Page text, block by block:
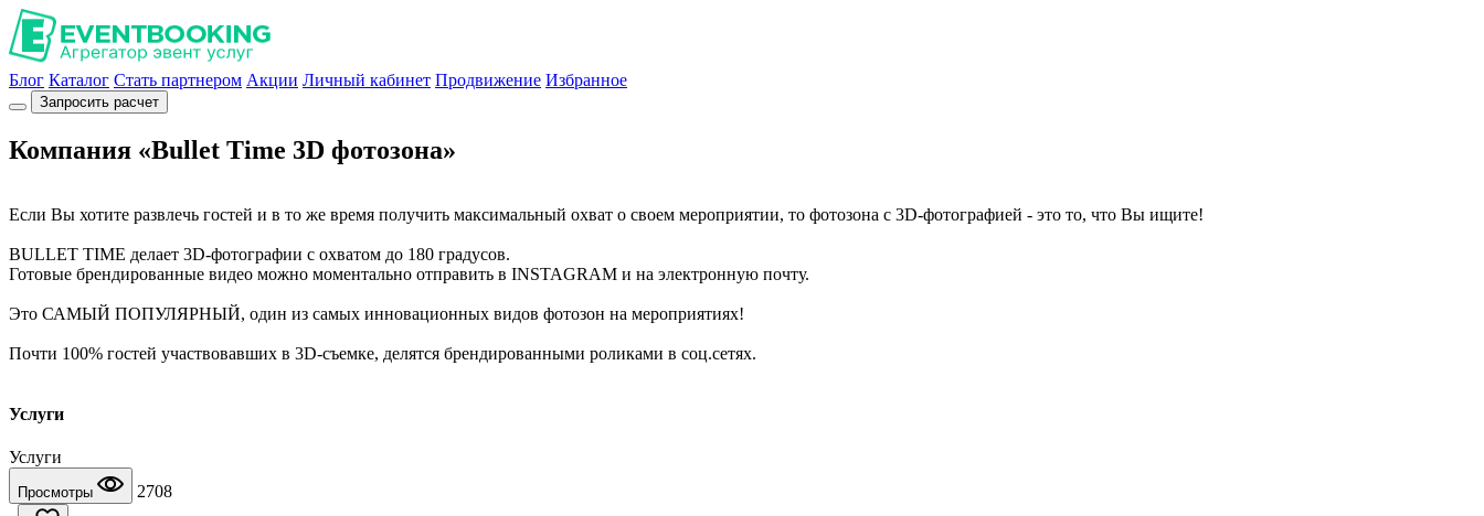
Блог Каталог Стать партнером Акции Личный кабинет Продвижение Избранное
Запросить расчет
Компания «Bullet Time 3D фотозона»
Если Вы хотите развлечь гостей и в то же время получить максимальный охват о своем мероприятии, то фотозона с 3D-фотографией - это то, что Вы ищите!
BULLET TIME делает 3D-фотографии с охватом до 180 градусов.
Готовые брендированные видео можно моментально отправить в INSTAGRAM и на электронную почту.
Это САМЫЙ ПОПУЛЯРНЫЙ, один из самых инновационных видов фотозон на мероприятиях!
Почти 100% гостей участвовавших в 3D-съемке, делятся брендированными роликами в соц.сетях.
Услуги
Услуги
Просмотры
2708